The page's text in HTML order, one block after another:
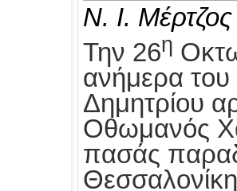
Ν. Ι. Μέρτζος
Την 26η
ανήμερα του
Δημητρίου
Οθωμανός
πασάς